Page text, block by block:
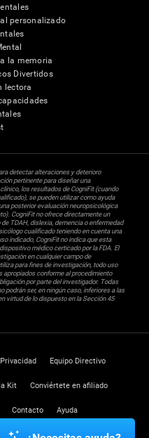
personalizado
la memoria
Divertidos
lectora
detectar alteraciones y deterioro
pertinente para diseñar una
los resultados de CogniFit (cuando
se pueden utilizar como ayuda
posterior evaluación neuropsicológica
CogniFit no ofrece directamente un
TDAH, dislexia, demencia o enfermedad
cualificado teniendo en cuenta una
indicado, CogniFit no indica que esta
médico certicado por la FDA. El
en cualquier campo de
para fines de investigación, todo uso
apropiados conforme al procedimiento
por parte del investigador. Todas
podrán ser, en ningún caso, inferiores a las
virtud de lo dispuesto en la Sección 45
Equipo Directivo
Kit Conviértete en afiliado
Contacto Ayuda
Centro de Confianza